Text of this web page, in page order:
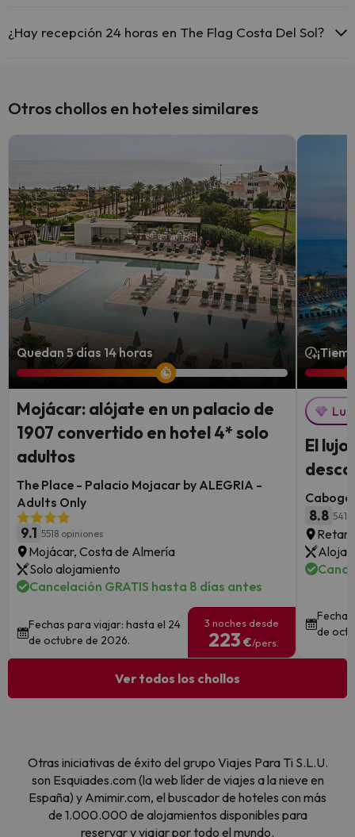
(algunas pueden ser de pago).
¿Hay recepción 24 horas en The Flag Costa Del Sol?
Otros chollos en hoteles similares
Quedan 5 días 14 horas
Mojácar: alójate en un palacio de
1907 convertido en hotel 4* solo
adultos
The Place - Palacio Mojacar by ALEGRIA -
Adults Only
9.1 5518 opiniones
Mojácar, Costa de Almería
Solo alojamiento
Cancelación GRATIS hasta 8 días antes
Fechas para viajar: hasta el 24
de octubre de 2026.
3 noches desde
223 €/pers.
El
8.8 541
de
Ver todos los chollos
Otras iniciativas de éxito del grupo Viajes Para Ti S.L.U.
son Esquiades.com (la web líder de viajes a la nieve en
España) y Amimir.com, el buscador de hoteles con más
de 1.000.000 de alojamientos disponibles para
reservar y viajar por todo el mundo.